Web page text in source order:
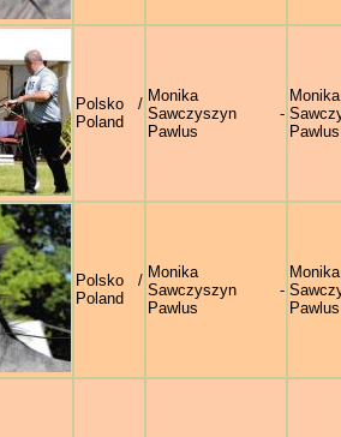
Polsko /
Poland
Monika
Sawczyszyn -
Pawlus
Monika
Pawlus
Polsko /
Poland
Monika
Sawczyszyn -
Pawlus
Monika
Pawlus